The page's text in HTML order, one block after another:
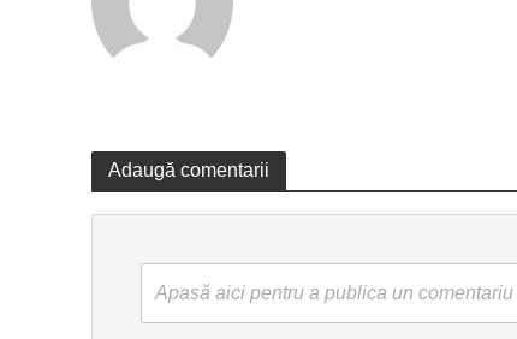
Adaugă comentarii
Apasă aici pentru a publica un comentariu